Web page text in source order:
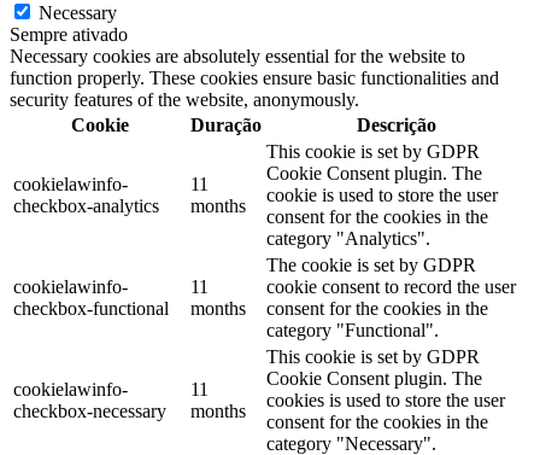
Necessary
Sempre ativado
Necessary cookies are absolutely essential for the website to
function properly. These cookies ensure basic functionalities and
security features of the website, anonymously.
Cookie
Duração Descrição
cookielawinfo-
checkbox-analytics
11
months
This cookie is set by GDPR
Cookie Consent plugin. The
cookie is used to store the user
consent for the cookies in the
category "Analytics".
cookielawinfo-
checkbox-functional
11
months
The cookie is set by GDPR
cookie consent to record the user
consent for the cookies in the
category "Functional".
cookielawinfo-
checkbox-necessary
11
months
This cookie is set by GDPR
Cookie Consent plugin. The
cookies is used to store the user
consent for the cookies in the
category "Necessary".